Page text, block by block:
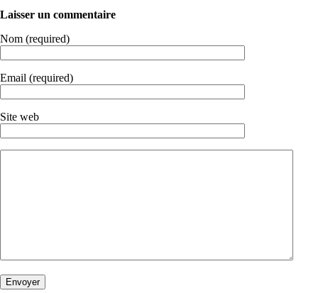
Laisser un commentaire
Nom (required)
Email (required)
Site web